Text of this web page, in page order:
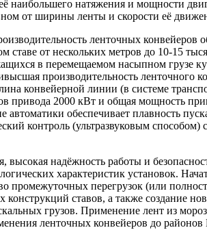
натяжения и мощности
от ширины ленты и скорости её
ленточных
ставе от нескольких метров до 10-15
в перемещаемом насыпном грузе
производительность ленточного
конвейерной линии (в системе
привода 2000 кВт и общая мощность
обеспечивает плавность
контроль (ультразвуковым
надёжность работы и
характеристик установок.
перегрузок (или
ставов, а также создание
грузов. Применение лент из
ленточных конвейеров до